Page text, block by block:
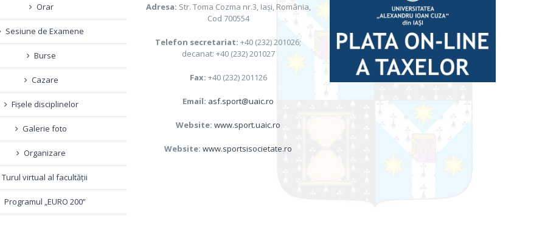
Orar
Sesiune de Examene
Burse
Cazare
Fișele disciplinelor
Galerie foto
Organizare
Turul virtual al facultății
Programul „EURO 200”
Adresa: Str. Toma Cozma nr.3, Iaşi, România,
Cod 700554
Telefon secretariat:+40 (232) 201026;
decanat: +40 (232) 201027
Fax: +40 (232) 201126
Email: asf.sport@uaic.ro
Website:www.sport.uaic.ro
Website:www.sportsisocietate.ro